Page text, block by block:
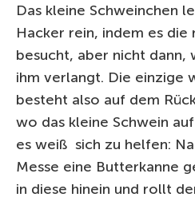
Das kleine Schweinchen
Hacker rein, indem es die
besucht, aber nicht dann,
ihm verlangt. Die einzige
besteht also auf dem
wo das kleine Schwein
es weiß sich zu helfen:
Messe eine Butterkanne
in diese hinein und rollt